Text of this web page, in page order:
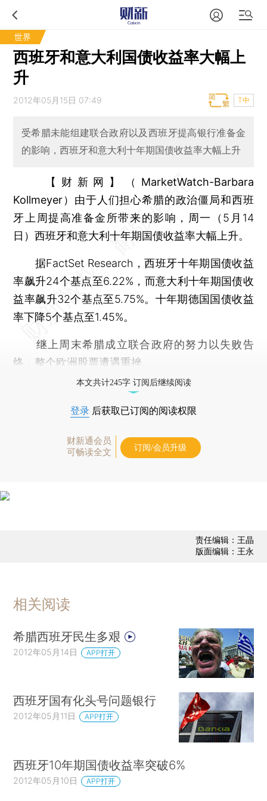
世界
西班牙和意大利国债收益率大幅上
升
2012年05月15日 07:49 T中
受希腊未能组建联合政府以及西班牙提高银行准备金
的影响，西班牙和意大利十年期国债收益率大幅上升
【财新网】（MarketWatch-Barbara
Kollmeyer） 由于人们担心希腊的政治僵局和西班
牙上周提高准备金所带来的影响，周一（5月14
日）西班牙和意大利十年期国债收益率大幅上升。
据FactSet Research，西班牙十年期国债收益
率飙升24个基点至6.22%，而意大利十年期国债收
益率飙升32个基点至5.75%。十年期德国国债收益
率下降5个基点至1.45%。
继上周末希腊成立联合政府的努力以失败告
终，整个欧洲股票遭遇重挫。
本文共计245字 订阅后继续阅读
登录 后获取已订阅的阅读权限
财新通会员
可畅读全文
订阅/会员升级
责任编辑：王晶
版面编辑：王永
相关阅读
希腊西班牙民生多艰
2012年05月14日 APP打开
西班牙国有化头号问题银行
2012年05月11日 APP打开
西班牙10年期国债收益率突破6%
2012年05月10日 APP打开